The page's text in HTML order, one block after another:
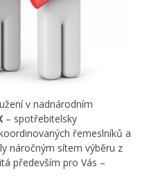
v nadnárodním
– spotřebitelsky
řemeslníků a
náročným sítem výběru z
především pro Vás –